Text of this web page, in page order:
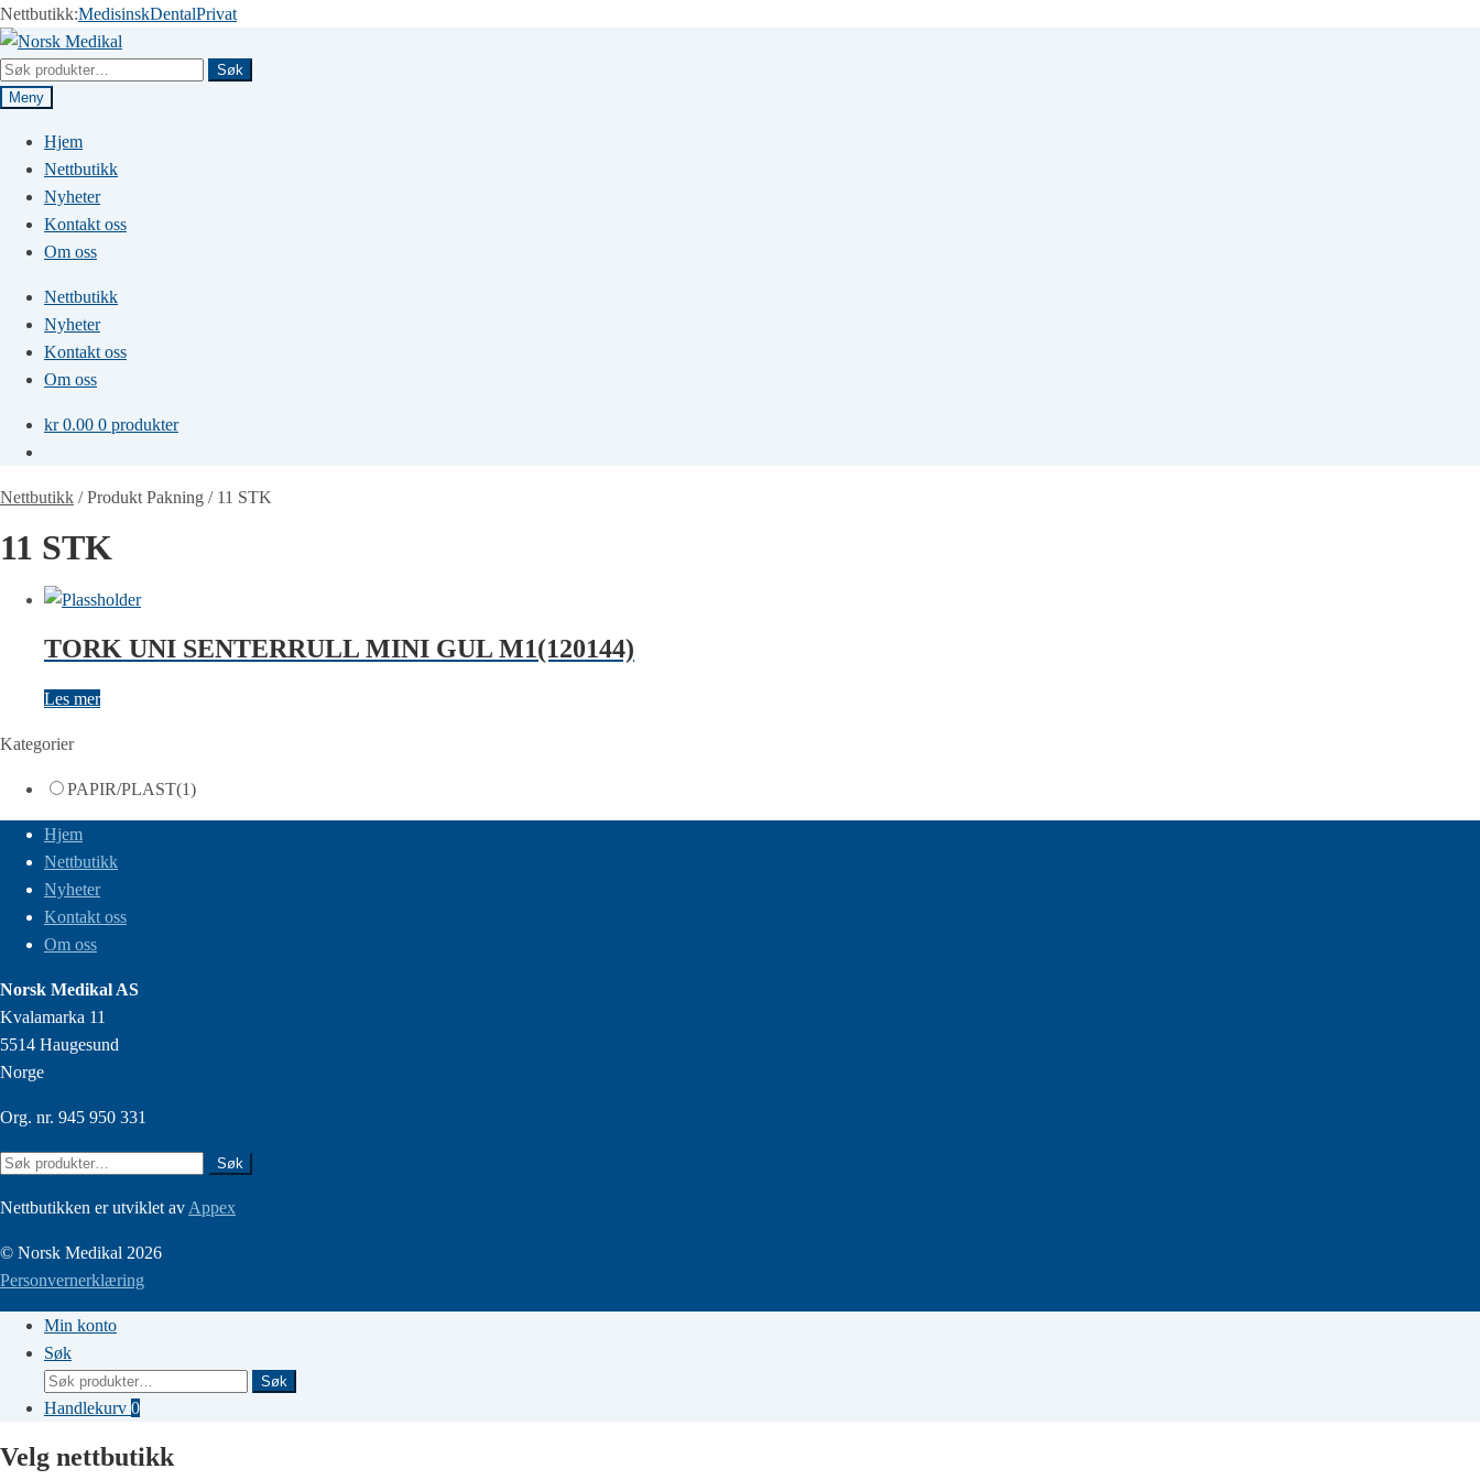
Nettbutikk:MedisinskDentalPrivat
Hopp
til
navigasjon
Hopp
til
innhold
Søk
etter:
Søk
Meny
Hjem
Nettbutikk
Nyheter
Kontakt oss
Om oss
Nettbutikk
Nyheter
Kontakt oss
Om oss
kr0.00 0 produkter
Nettbutikk /Produkt Pakning / 11 STK
11 STK
TORK UNI SENTERRULL MINI GUL M1(120144)
Les mer
Kategorier
PAPIR/PLAST(1)
Hjem
Nettbutikk
Nyheter
Kontakt oss
Om oss
Norsk Medikal AS
Kvalamarka 11
5514 Haugesund
Norge
Org. nr. 945 950 331
Søk
Søk
Nettbutikken er utviklet av Appex
© Norsk Medikal 2026
Personvernerklæring
Min konto
Søk
Søk
etter:
Søk
Handlekurv 0
Velg nettbutikk